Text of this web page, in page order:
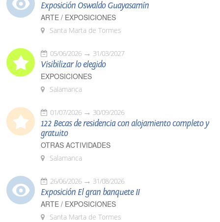
Exposición Oswaldo Guayasamín
ARTE / EXPOSICIONES
Santa Marta de Tormes
05/06/2026 31/03/2027
Visibilizar lo elegido
EXPOSICIONES
Salamanca
01/07/2026 30/09/2026
122 Becas de residencia con alojamiento completo y
gratuito
OTRAS ACTIVIDADES
Salamanca
26/06/2026 31/08/2026
Exposición El gran banquete II
ARTE / EXPOSICIONES
Santa Marta de Tormes